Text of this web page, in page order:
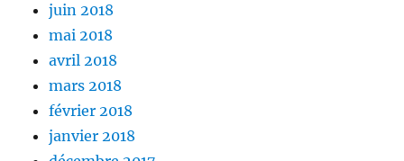
juin 2018
mai 2018
avril 2018
mars 2018
février 2018
janvier 2018